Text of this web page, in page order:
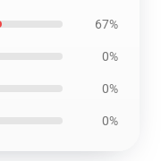
67%
0%
0%
0%